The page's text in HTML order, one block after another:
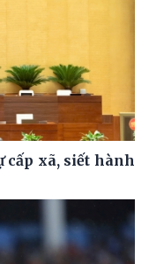
cấp xã, siết hành